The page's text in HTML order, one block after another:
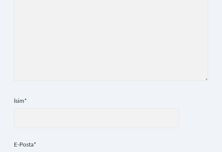
İsim*
E-Posta*